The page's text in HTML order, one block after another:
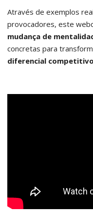
Através de exemplos
provocadores, este
mudança de
concretas para
diferencial